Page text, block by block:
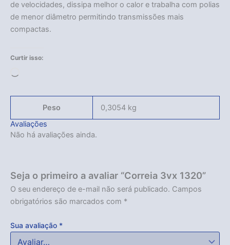
de velocidades, dissipa melhor o calor e trabalha com polias
de menor diâmetro permitindo transmissões mais
compactas.
Curtir isso:
Peso
0,3054 kg
Avaliações
Não há avaliações ainda.
Seja o primeiro a avaliar “Correia 3vx 1320”
O seu endereço de e-mail não será publicado. Campos
obrigatórios são marcados com *
Sua avaliação *